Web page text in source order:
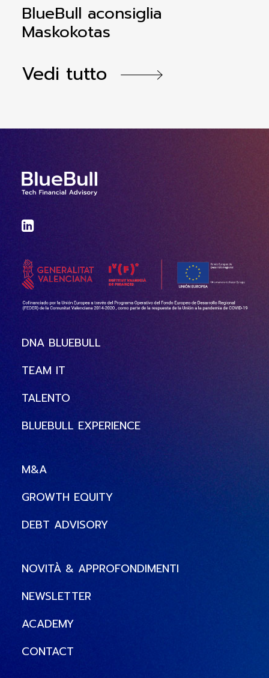
BlueBull aconsiglia
Maskokotas
Vedi tutto
DNA BLUEBULL
TEAM IT
TALENTO
BLUEBULL EXPERIENCE
M&A
GROWTH EQUITY
DEBT ADVISORY
NOVITÀ & APPROFONDIMENTI
NEWSLETTER
ACADEMY
CONTACT